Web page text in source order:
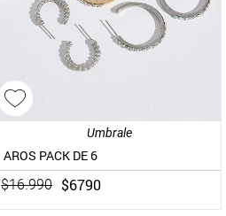
Umbrale
AROS PACK DE 6
$16.990 $6790